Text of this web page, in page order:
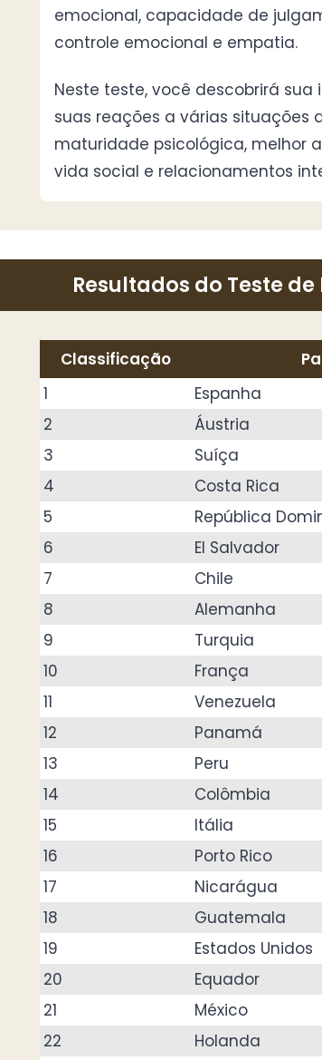
emocional, capacidade de
controle emocional e empatia.
Neste teste, você descobrirá
suas reações a várias situações
maturidade psicológica, melhor
vida social e relacionamentos
Resultados do Teste
Classificação
1
Espanha
2
Áustria
3
Suíça
4
Costa Rica
5
República
6
El Salvador
7
Chile
8
Alemanha
9
Turquia
10
França
11
Venezuela
12
Panamá
13
Peru
14
Colômbia
15
Itália
16
Porto Rico
17
Nicarágua
18
Guatemala
19
Estados Unidos
20
Equador
21
México
22
Holanda